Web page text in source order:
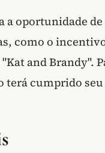
oportunidade
como o
and Brandy".
terá cumprido